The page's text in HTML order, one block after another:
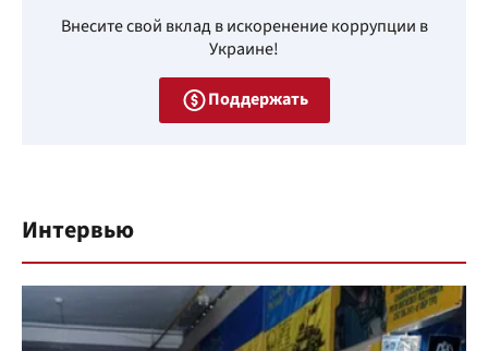
Внесите свой вклад в искоренение коррупции в
Украине!
Поддержать
Интервью